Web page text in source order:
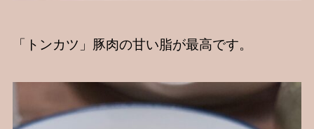
「トンカツ」豚肉の甘い脂が最高です。